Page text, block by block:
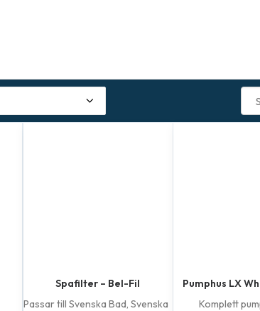
Spafilter – Bel-Fil
Passar till Svenska Bad, Svenska
Pumphus LX
Komplett